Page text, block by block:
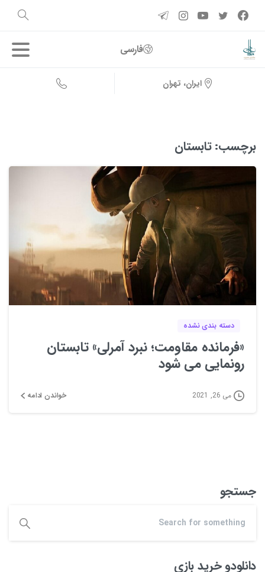
فارسی
ایران، تهران
برچسب:تابستان
0
دسته بندی نشده
«فرمانده مقاومت؛ نبرد آمرلی» تابستان
رونمایی می شود
می 26, 2021 خواندن ادامه
جستجو
دانلودو خرید بازی